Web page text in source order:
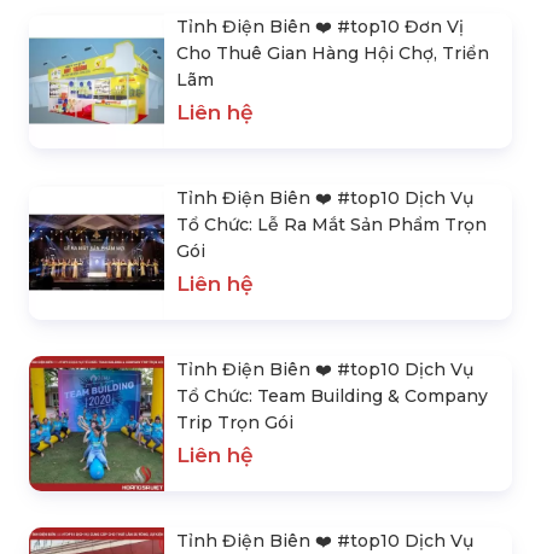
Tỉnh Điện Biên ❤️️ #top10 Đơn Vị
Cho Thuê Gian Hàng Hội Chợ, Triển
Lãm
Liên hệ
Tỉnh Điện Biên ❤️️ #top10 Dịch Vụ
Tổ Chức: Lễ Ra Mắt Sản Phẩm Trọn
Gói
Liên hệ
Tỉnh Điện Biên ❤️️ #top10 Dịch Vụ
Tổ Chức: Team Building & Company
Trip Trọn Gói
Liên hệ
Tỉnh Điện Biên ❤️️ #top10 Dịch Vụ